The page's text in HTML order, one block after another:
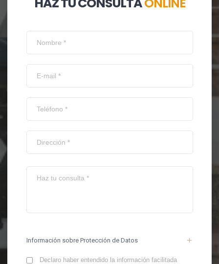
Información sobre Protección de Datos
Declaro haber entendido la información facilitada